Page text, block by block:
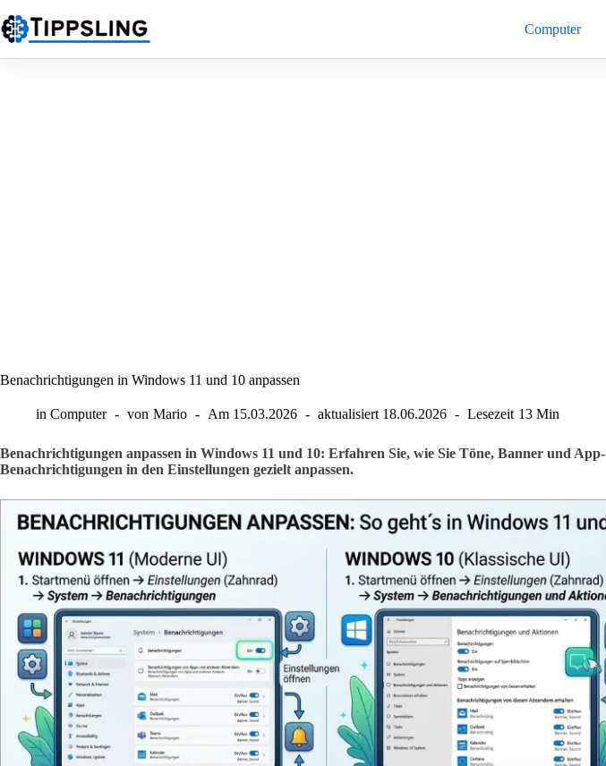
Inhalt
springen
Computer
Benachrichtigungen in Windows 11 und 10 anpassen
in Computer von Mario Am 15.03.2026 aktualisiert 18.06.2026 Lesezeit 13 Min
Benachrichtigungen anpassen in Windows 11 und 10: Erfahren Sie, wie Sie Töne, Banner und App-
Benachrichtigungen in den Einstellungen gezielt anpassen.